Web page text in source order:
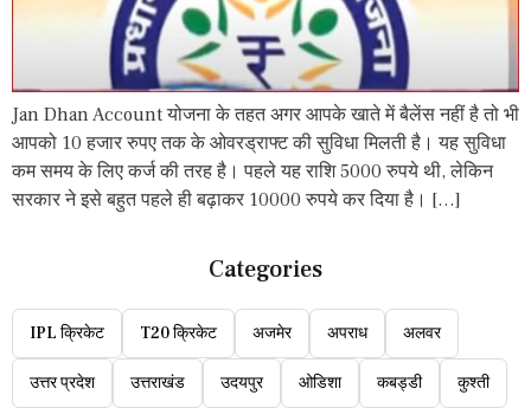
Jan Dhan Account योजना के तहत अगर आपके खाते में बैलेंस नहीं है तो भी
आपको 10 हजार रुपए तक के ओवरड्राफ्ट की सुविधा मिलती है। यह सुविधा
कम समय के लिए कर्ज की तरह है। पहले यह राशि 5000 रुपये थी, लेकिन
सरकार ने इसे बहुत पहले ही बढ़ाकर 10000 रुपये कर दिया है। […]
Categories
IPL क्रिकेट T20 क्रिकेट अजमेर अपराध अलवर
उत्तर प्रदेश उत्तराखंड उदयपुर ओडिशा कबड्डी कुश्ती